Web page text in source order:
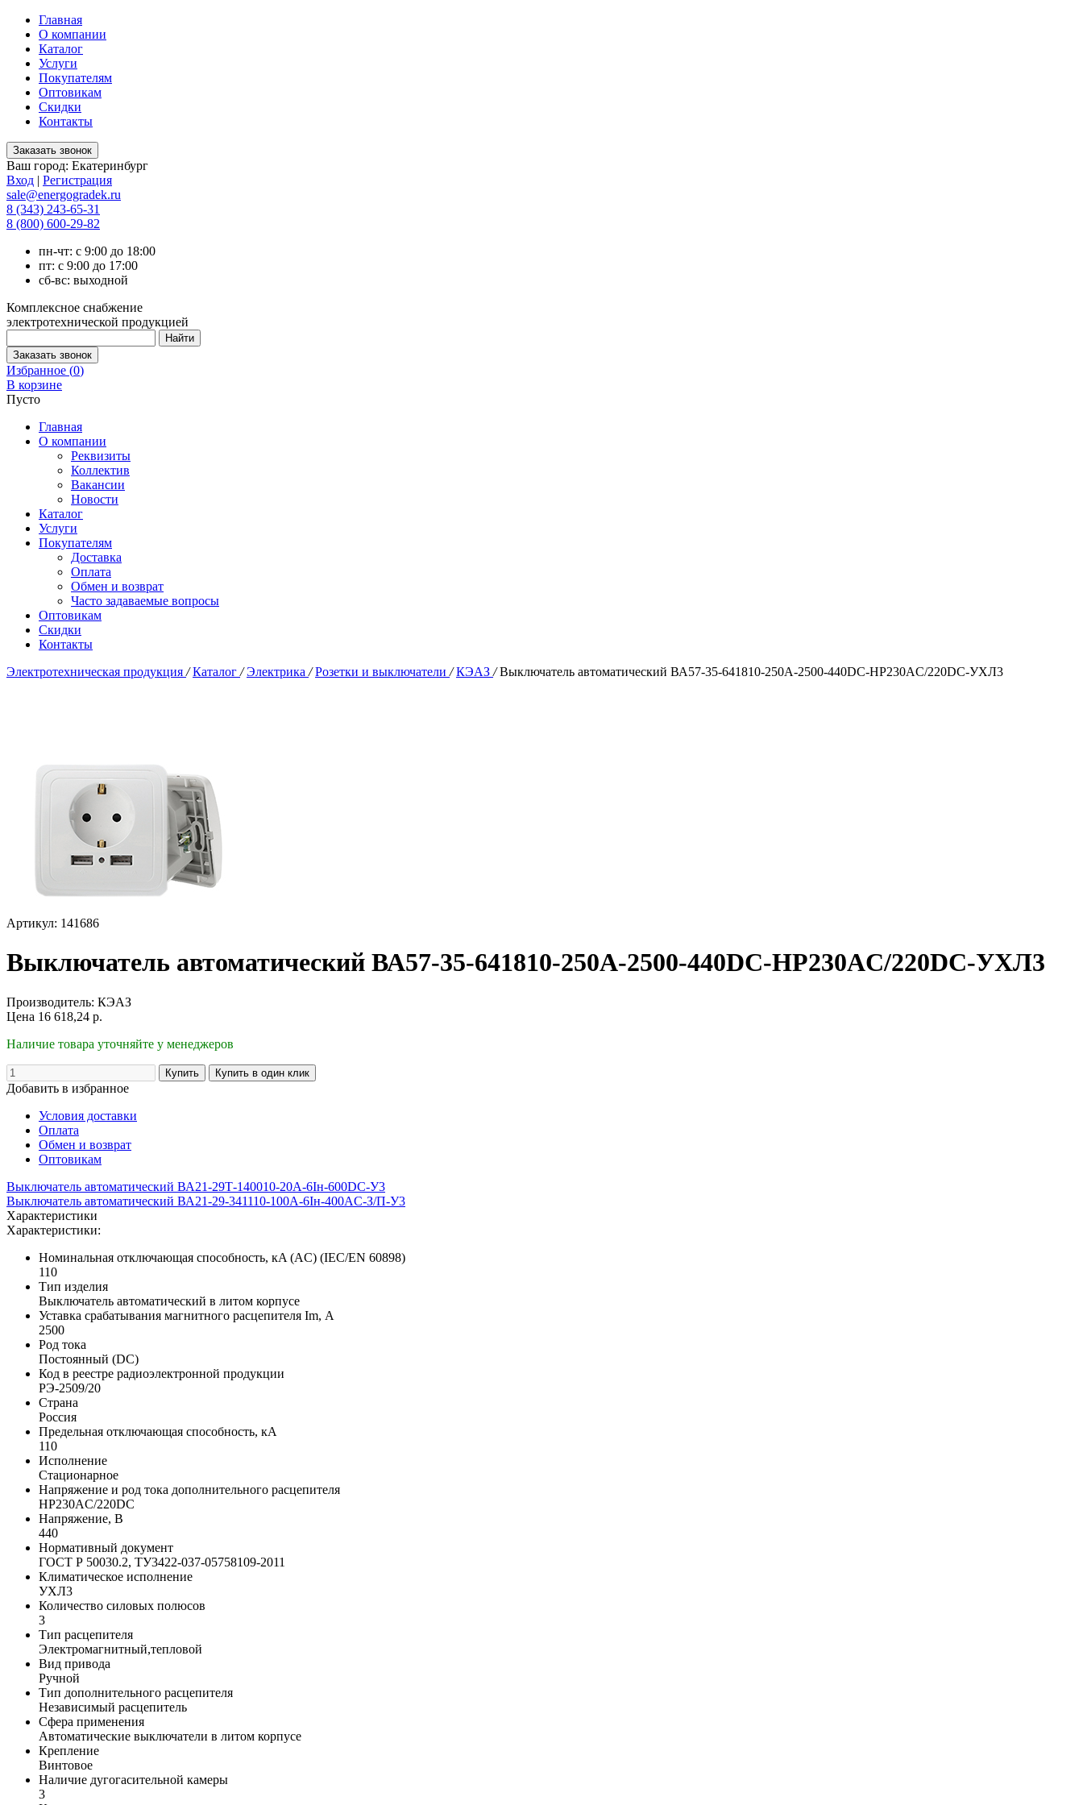
Главная
О компании
Каталог
Услуги
Покупателям
Оптовикам
Скидки
Контакты
Ваш город: Екатеринбург
Вход | Регистрация
sale@energogradek.ru
8 (343) 243-65-31
8 (800) 600-29-82
пн-чт: с 9:00 до 18:00
пт: с 9:00 до 17:00
сб-вс: выходной
Комплексное снабжение
электротехнической продукцией
Избранное (0)
В корзине
Пусто
Главная
О компании
Реквизиты
Коллектив
Вакансии
Новости
Каталог
Услуги
Покупателям
Доставка
Оплата
Обмен и возврат
Часто задаваемые вопросы
Оптовикам
Скидки
Контакты
Электротехническая продукция / Каталог / Электрика / Розетки и выключатели / КЭАЗ / Выключатель автоматический ВА57-35-641810-250А-2500-440DC-НР230AC/220DC-УХЛ3
Артикул: 141686
Выключатель автоматический ВА57-35-641810-250А-2500-440DC-НР230AC/220DC-УХЛ3
Производитель: КЭАЗ
Цена 16 618,24 р.
Наличие товара уточняйте у менеджеров
Добавить в избранное
Условия доставки
Оплата
Обмен и возврат
Оптовикам
Выключатель автоматический ВА21-29Т-140010-20А-6Iн-600DC-У3
Выключатель автоматический ВА21-29-341110-100А-6Iн-400AC-З/П-У3
Характеристики
Характеристики:
Номинальная отключающая способность, кA (AC) (IEC/EN 60898)
110
Тип изделия
Выключатель автоматический в литом корпусе
Уставка срабатывания магнитного расцепителя Im, А
2500
Род тока
Постоянный (DC)
Код в реестре радиоэлектронной продукции
РЭ-2509/20
Страна
Россия
Предельная отключающая способность, кA
110
Исполнение
Стационарное
Напряжение и род тока дополнительного расцепителя
НР230AC/220DC
Напряжение, В
440
Нормативный документ
ГОСТ Р 50030.2, ТУ3422-037-05758109-2011
Климатическое исполнение
УХЛ3
Количество силовых полюсов
3
Тип расцепителя
Электромагнитный,тепловой
Вид привода
Ручной
Тип дополнительного расцепителя
Независимый расцепитель
Сфера применения
Автоматические выключатели в литом корпусе
Крепление
Винтовое
Наличие дугогасительной камеры
3